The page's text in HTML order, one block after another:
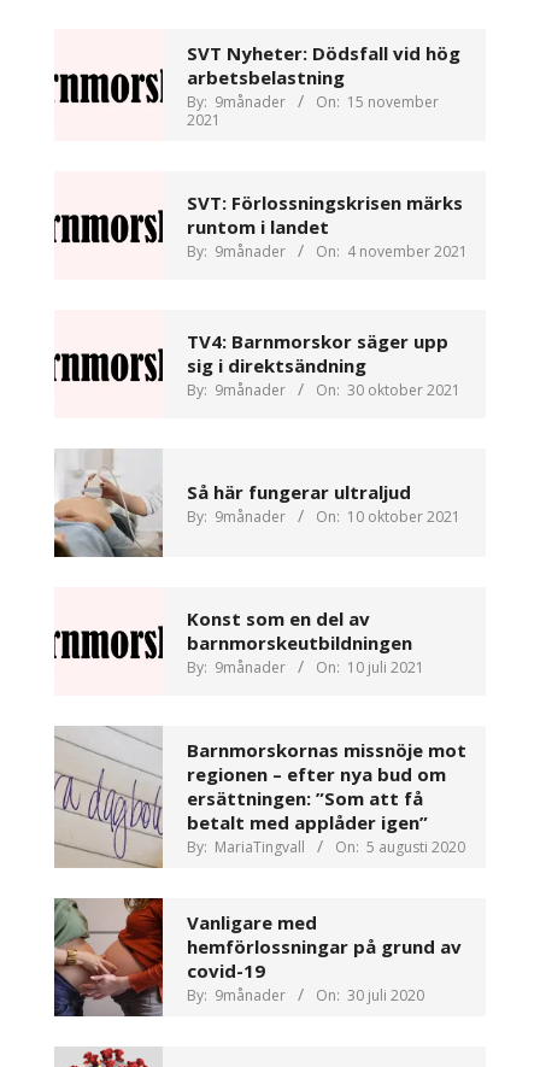
SVT Nyheter: Dödsfall vid hög
arbetsbelastning
By: 9månader On: 15 november
2021
SVT: Förlossningskrisen märks
runtom i landet
By: 9månader On: 4 november 2021
TV4: Barnmorskor säger upp
sig i direktsändning
By: 9månader On: 30 oktober 2021
Så här fungerar ultraljud
By: 9månader On: 10 oktober 2021
Konst som en del av
barnmorskeutbildningen
By: 9månader On: 10 juli 2021
Barnmorskornas missnöje mot
regionen – efter nya bud om
ersättningen: ”Som att få
betalt med applåder igen”
By: MariaTingvall On: 5 augusti 2020
Vanligare med
hemförlossningar på grund av
covid-19
By: 9månader On: 30 juli 2020